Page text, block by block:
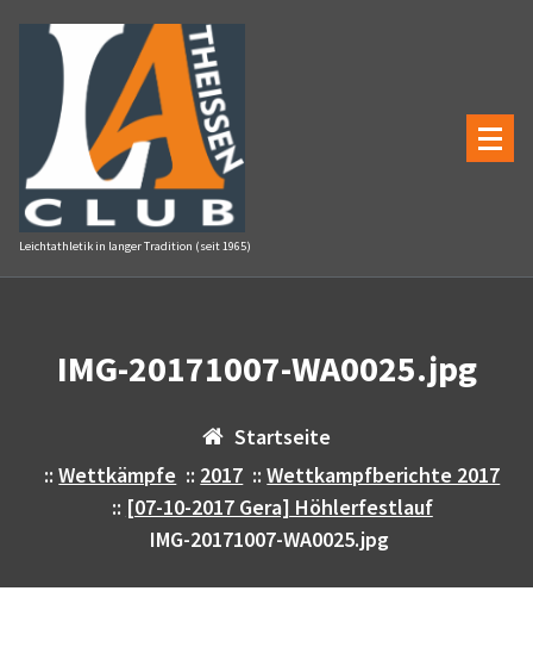
Inhalt
springen
Leichtathletik in langer Tradition (seit 1965)
IMG-20171007-WA0025.jpg
Startseite
::Wettkämpfe :: 2017 ::Wettkampfberichte 2017
:: [07-10-2017 Gera] Höhlerfestlauf
IMG-20171007-WA0025.jpg